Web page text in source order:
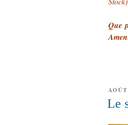
Que
LE
Le